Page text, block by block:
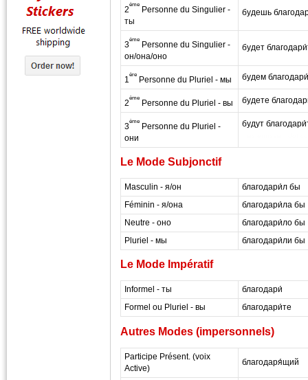
2
ème
Personne du Singulier -
ты
будешь
3
ème
Personne du Singulier -
он/она/оно
будет
1
ère
Personne du Pluriel - мы будем
2
ème
Personne du Pluriel - вы будете
3
ème
Personne du Pluriel -
они
будут
Le Mode Subjonctif
Masculin - я/он
благодари́л бы
Féminin - я/она
благодари́ла бы
Neutre - оно
благодари́ло бы
Pluriel - мы
благодари́ли бы
Le Mode Impératif
Informel - ты
благодари́
Formel ou Pluriel - вы
благодари́те
Autres Modes (impersonnels)
Participe Présent. (voix
Active)
благодаря́щий